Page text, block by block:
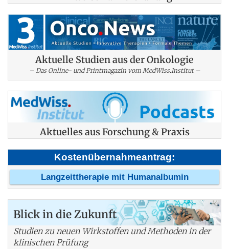
Aktuelle Studien aus der Onkologie
– Das Online- und Printmagazin vom MedWiss.Institut –
Aktuelles aus Forschung & Praxis
Kostenübernahmeantrag:
Langzeittherapie mit Humanalbumin
Blick in die Zukunft
Studien zu neuen Wirkstoffen und Methoden in der
klinischen Prüfung